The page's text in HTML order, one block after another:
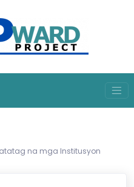
na mga Institusyon